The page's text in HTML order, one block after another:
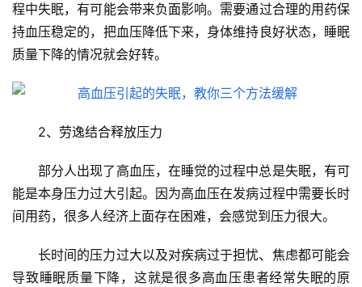
医
闻
程中失眠，有可能会带来负面影响。需要通过合理的用药保
持血压稳定的，把血压降低下来，身体维持良好状态，睡眠
质量下降的情况就会好转。
2、劳逸结合释放压力
部分人出现了高血压，在睡觉的过程中总是失眠，有可
能是本身压力过大引起。因为高血压在发病过程中需要长时
间用药，很多人经济上面存在困难，会感觉到压力很大。
长时间的压力过大以及对疾病过于担忧、焦虑都可能会
导致睡眠质量下降，这就是很多高血压患者经常失眠的原